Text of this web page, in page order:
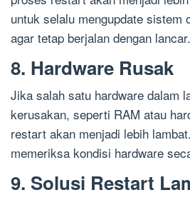
untuk selalu mengupdate sistem
agar tetap berjalan dengan lancar.
8. Hardware Rusak
Jika salah satu hardware dalam
kerusakan, seperti RAM atau
restart akan menjadi lebih
memeriksa kondisi hardware
9. Solusi Restart